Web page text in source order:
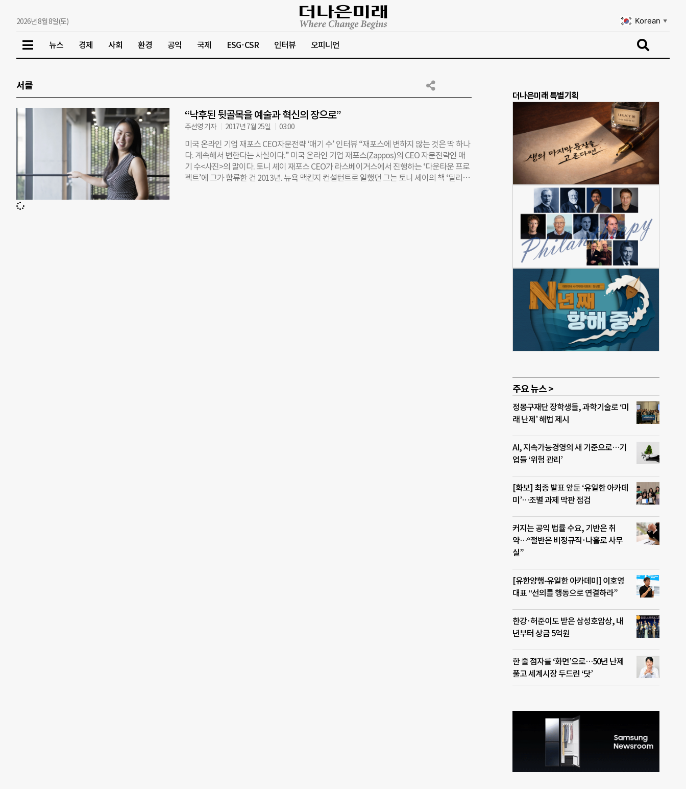
2026년 8월 8일(토) Korean ▼
뉴스 경제 사회 환경 공익 국제 ESG·CSR 인터뷰 오피니언
서클
“낙후된 뒷골목을 예술과 혁신의 장으로”
주선영 기자 2017년 7월 25일 03:00
미국 온라인 기업 재포스 CEO자문전략 ‘매기 수’ 인터뷰 “재포스에 변하지 않는 것은 딱 하나
다. 계속해서 변한다는 사실이다.” 미국 온라인 기업 재포스(Zappos)의 CEO 자문전략인 매
기 수<사진>의 말이다. 토니 셰이 재포스 CEO가 라스베이거스에서 진행하는 ‘다운타운 프로
젝트’에 그가 합류한 건 2013년. 뉴욕 맥킨지 컨설턴트로 일했던 그는 토니 셰이의 책 ‘딜리버
더나은미래 특별기획
주요 뉴스 >
정몽구재단 장학생들, 과학기술로 ‘미
래 난제’ 해법 제시
AI, 지속가능경영의 새 기준으로…기
업들 ‘위험 관리’
[화보] 최종 발표 앞둔 ‘유일한 아카데
미’…조별 과제 막판 점검
커지는 공익 법률 수요, 기반은 취
약…“절반은 비정규직·나홀로 사무
실”
[유한양행-유일한 아카데미] 이호영
대표 “선의를 행동으로 연결하라”
한강·허준이도 받은 삼성호암상, 내
년부터 상금 5억원
한 줄 점자를 ‘화면’으로…50년 난제
풀고 세계시장 두드린 ‘닷’